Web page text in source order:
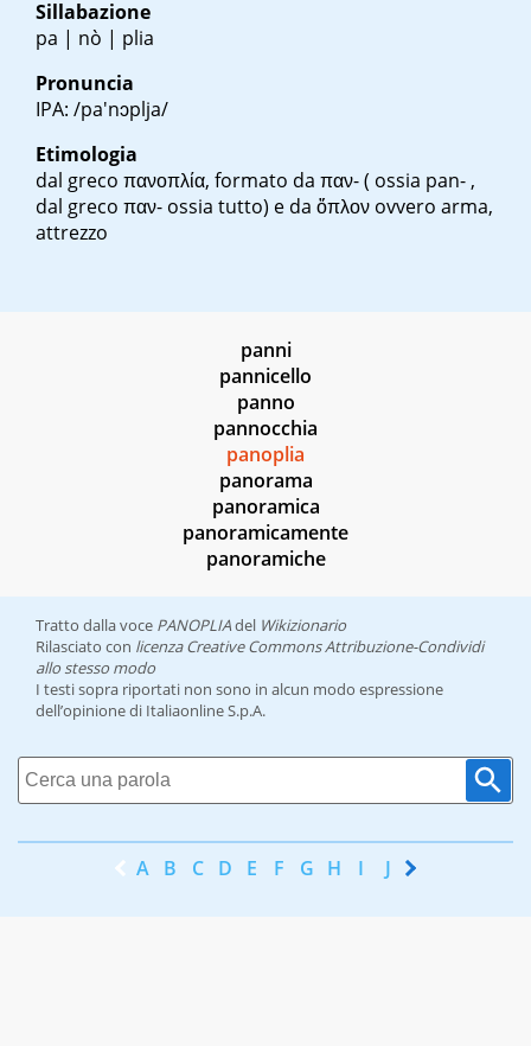
Sillabazione
pa | nò | plia
Pronuncia
IPA: /pa'nɔplja/
Etimologia
dal greco πανοπλία, formato da παν-( ossia pan- ,
dal greco παν- ossia tutto) e da ὅπλον ovvero arma,
attrezzo
panni
pannicello
panno
pannocchia
panoplia
panorama
panoramica
panoramicamente
panoramiche
Tratto dalla voce PANOPLIAdel Wikizionario
Rilasciato con licenza Creative Commons Attribuzione-Condividi
allo stesso modo
I testi sopra riportati non sono in alcun modo espressione
dell’opinione di Italiaonline S.p.A.
A B C D E F G H I J K